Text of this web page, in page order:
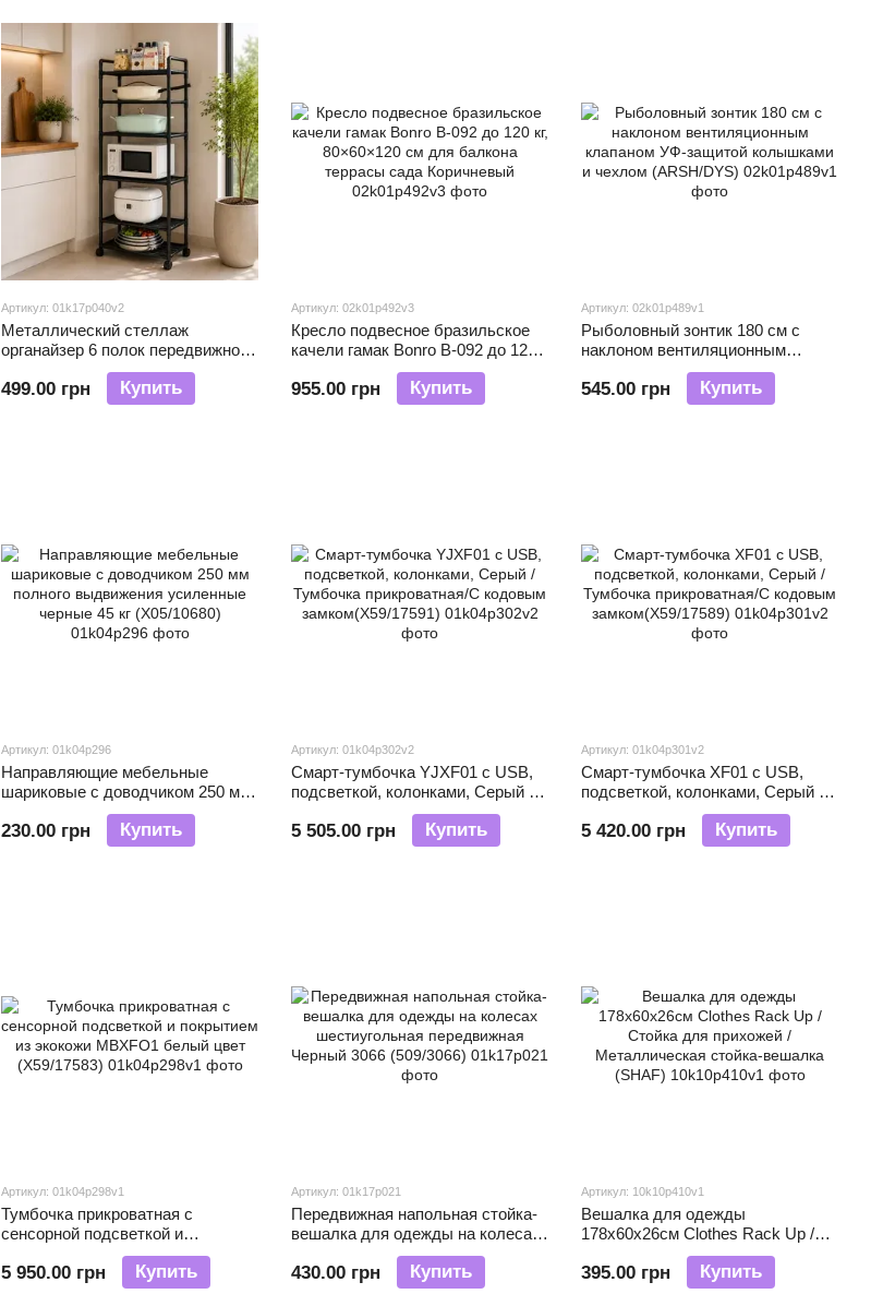
Артикул: 01k17p040v2
Металлический стеллаж
органайзер 6 полок передвижной
на колесах для кухни, кладовой,
балкона YH9909-6 (X40/33511)
499.00 грн Купить
Артикул: 02k01p492v3
Кресло подвесное бразильское
качели гамак Bonro B-092 до 120
кг, 80×60×120 см для балкона
террасы сада Коричневый
955.00 грн Купить
Артикул: 02k01p489v1
Рыболовный зонтик 180 см с
наклоном вентиляционным
клапаном УФ-защитой
колышками и чехлом
545.00 грн Купить
Артикул: 01k04p296
Направляющие мебельные
шариковые с доводчиком 250 мм
полного выдвижения усиленные
черные 45 кг (X05/10680)
230.00 грн Купить
Артикул: 01k04p302v2
Смарт-тумбочка YJXF01 с USB,
подсветкой, колонками, Серый /
Тумбочка прикроватная/С
кодовым замком(Х59/17591)
5 505.00 грн Купить
Артикул: 01k04p301v2
Смарт-тумбочка XF01 с USB,
подсветкой, колонками, Серый /
Тумбочка прикроватная/С
кодовым замком(Х59/17589)
5 420.00 грн Купить
Артикул: 01k04p298v1
Тумбочка прикроватная с
сенсорной подсветкой и
покрытием из экокожи MBXFO1
белый цвет (Х59/17583)
5 950.00 грн Купить
Артикул: 01k17p021
Передвижная напольная стойка-
вешалка для одежды на колесах
шестиугольная передвижная
Черный 3066 (509/3066)
430.00 грн Купить
Артикул: 10k10p410v1
Вешалка для одежды
178х60х26см Clothes Rack Up /
Стойка для прихожей /
Металлическая стойка-вешалка
395.00 грн Купить